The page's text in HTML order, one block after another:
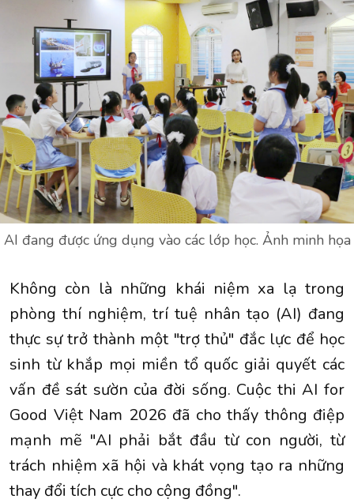
AI đang được ứng dụng vào các lớp học. Ảnh minh họa
Không còn là những khái niệm xa lạ trong
phòng thí nghiệm, trí tuệ nhân tạo (AI) đang
thực sự trở thành một "trợ thủ" đắc lực để học
sinh từ khắp mọi miền tổ quốc giải quyết các
vấn đề sát sườn của đời sống. Cuộc thi AI for
Good Việt Nam 2026 đã cho thấy thông điệp
mạnh mẽ "AI phải bắt đầu từ con người, từ
trách nhiệm xã hội và khát vọng tạo ra những
thay đổi tích cực cho cộng đồng".